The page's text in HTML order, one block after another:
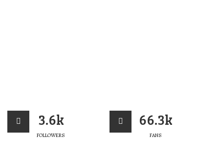
3.6k
FOLLOWERS
66.3k
FANS